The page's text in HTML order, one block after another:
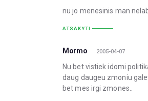
nu jo menesinis man
ATSAKYTI
Mormo 2005-04-07
Nu bet vistiek idomi
daug daugeu zmoniu
bet mes irgi zmones..